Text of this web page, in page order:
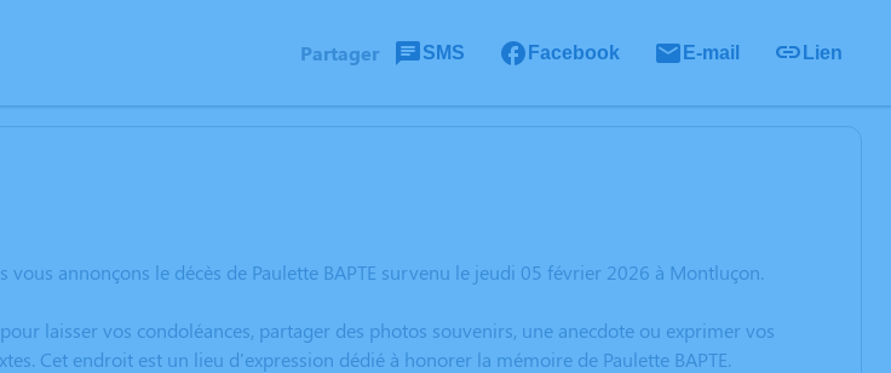
Partager SMS Facebook E-mail Lien
vous annonçons le décès de Paulette BAPTE survenu le jeudi 05 février 2026 à Montluçon.
laisser vos condoléances, partager des photos souvenirs, une anecdote ou exprimer vos
Cet endroit est un lieu d'expression dédié à honorer la mémoire de Paulette BAPTE.